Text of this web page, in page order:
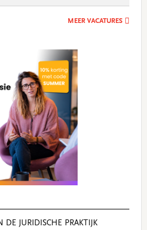
MEER VACATURES
DE JURIDISCHE PRAKTIJK